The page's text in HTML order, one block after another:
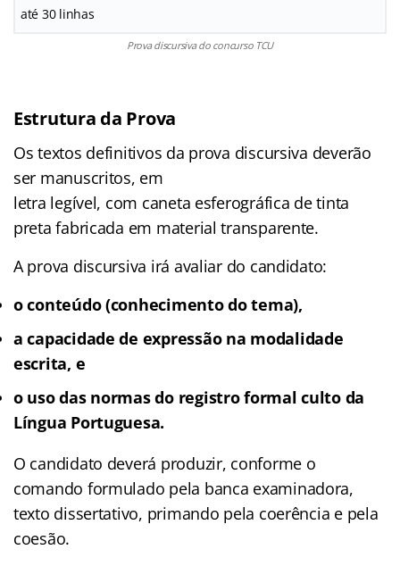
até 30 linhas
Prova discursiva do concurso TCU
Estrutura da Prova
Os textos definitivos da prova discursiva deverão
ser manuscritos, em
letra legível, com caneta esferográfica de tinta
preta fabricada em material transparente.
A prova discursiva irá avaliar do candidato:
o conteúdo (conhecimento do tema),
a capacidade de expressão na modalidade
escrita, e
o uso das normas do registro formal culto da
Língua Portuguesa.
O candidato deverá produzir, conforme o
comando formulado pela banca examinadora,
texto dissertativo, primando pela coerência e pela
coesão.